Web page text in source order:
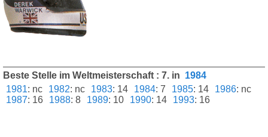
Beste Stelle im Weltmeisterschaft : 7. in 1984
1981: nc 1982: nc 1983: 14 1984: 7 1985: 14 1986: nc
1987: 16 1988: 8 1989: 10 1990: 14 1993: 16